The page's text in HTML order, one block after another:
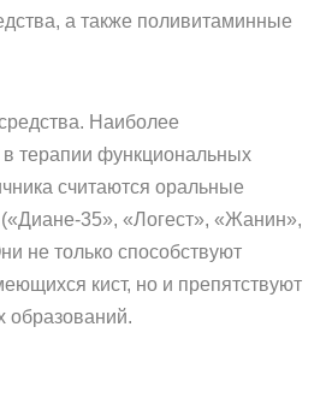
а также поливитаминные
Наиболее
терапии функциональных
считаются оральные
35», «Логест», «Жанин»,
не только способствуют
кист, но и препятствуют
образований.